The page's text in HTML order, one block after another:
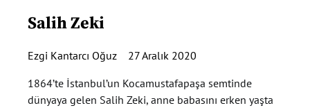
Salih Zeki
Ezgi Kantarcı Oğuz
27 Aralık 2020
1864’te İstanbul’un Kocamustafapaşa semtinde
dünyaya gelen Salih Zeki, anne babasını erken yaşta